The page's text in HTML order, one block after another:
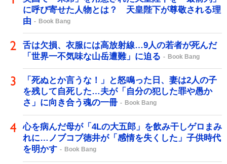
に呼び寄せた人物とは？ 天皇陛下が尊敬される理
由
Book Bang
舌は欠損、衣服には高放射線…9人の若者が死んだ
「世界一不気味な山岳遭難」に迫る
Book Bang
「死ぬとか言うな！」と怒鳴った日、妻は2人の子
を残して自死した…夫が「自分の犯した罪や愚か
さ」に向き合う魂の一冊
Book Bang
心を病んだ母が「4Lの大五郎」を飲み干しゲロまみ
れに…ノブコブ徳井が「感情を失くした」子供時代
を明かす
Book Bang